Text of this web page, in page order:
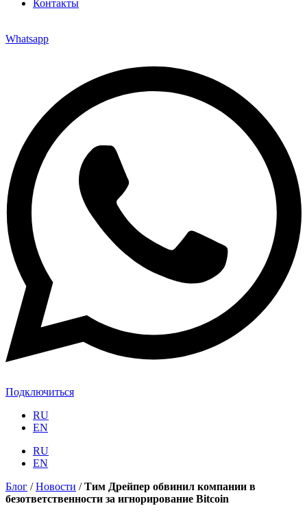
Контакты
Whatsapp
Подключиться
RU
EN
RU
EN
Блог /Новости /Тим Дрейпер обвинил компании в
безответственности за игнорирование Bitcoin